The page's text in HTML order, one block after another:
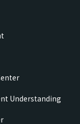
Understanding